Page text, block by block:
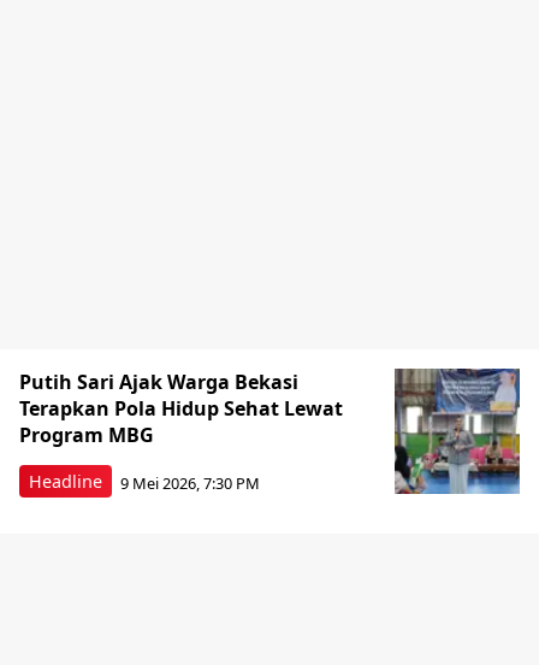
Headline
Putih Sari Ajak Warga Bekasi
Terapkan Pola Hidup Sehat Lewat
Program MBG
9 Mei 2026, 7:30 PM